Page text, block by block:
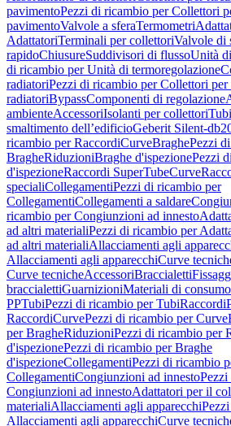
pavimentoPezzi di ricambio per Collettori
pavimentoValvole a sferaTermometri
AdattatoriTerminali per collettoriValvole di
rapidoChiusureSuddivisori di flussoUnità
di ricambio per Unità di termoregolazione
radiatoriPezzi di ricambio per Collettori
radiatoriBypassComponenti di regolazione
ambienteAccessoriIsolanti per collettori
smaltimento dell’edificioGeberit Silent-
ricambio per RaccordiCurveBraghePezzi
BragheRiduzioniBraghe d'ispezionePezzi
d'ispezioneRaccordi SuperTubeCurve
specialiCollegamentiPezzi di ricambio per
CollegamentiCollegamenti a saldare
ricambio per Congiunzioni ad innesto
ad altri materialiPezzi di ricambio per
ad altri materialiAllacciamenti agli
Allacciamenti agli apparecchiCurve
Curve tecnicheAccessoriBraccialetti
braccialettiGuarnizioniMateriali di consumo
PPTubiPezzi di ricambio per TubiRaccordi
RaccordiCurvePezzi di ricambio per Curve
per BragheRiduzioniPezzi di ricambio per
d'ispezionePezzi di ricambio per Braghe
d'ispezioneCollegamentiPezzi di ricambio
CollegamentiCongiunzioni ad innesto
Congiunzioni ad innestoAdattatori per il
materialiAllacciamenti agli apparecchi
Allacciamenti agli apparecchiCurve